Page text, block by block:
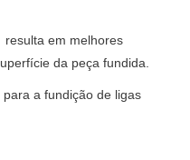
resulta em melhores
da peça fundida.
para a fundição de ligas